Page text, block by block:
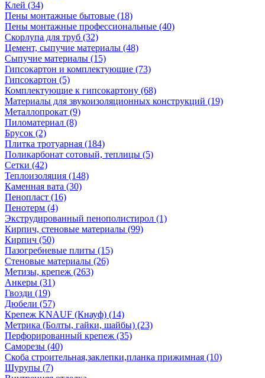
Клей (34)
Пены монтажные бытовые (18)
Пены монтажные профессиональные (40)
Скорлупа для труб (32)
Цемент, сыпучие материалы (48)
Сыпучие материалы (15)
Гипсокартон и комплектующие (73)
Гипсокартон (5)
Комплектующие к гипсокартону (68)
Материалы для звукоизоляционных конструкций (19)
Металлопрокат (9)
Пиломатериал (8)
Брусок (2)
Плитка тротуарная (184)
Поликарбонат сотовый, теплицы (5)
Сетки (42)
Теплоизоляция (148)
Каменная вата (30)
Пенопласт (16)
Пенотерм (4)
Экструдированный пенополистирол (1)
Кирпич, стеновые материалы (99)
Кирпич (50)
Пазогребневые плиты (15)
Стеновые материалы (26)
Метизы, крепеж (263)
Анкеры (31)
Гвозди (19)
Дюбели (57)
Крепеж KNAUF (Кнауф) (14)
Метрика (Болты, гайки, шайбы) (23)
Перфорированный крепеж (35)
Саморезы (40)
Скоба строительная,заклепки,планка прижимная (10)
Шурупы (7)